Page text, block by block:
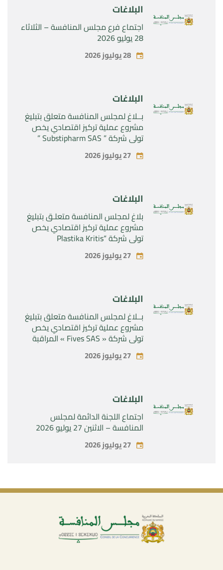
البلاغات
اجتماع فرع مجلس المنافسة – الثلاثاء
28 يوليو 2026
28 يوليوز 2026
البلاغات
بــلاغ لمجلس المنافسة متعلق بتبليغ
مشروع عملية تركيز اقتصادي يخص
تولي شركة ” Substipharm SAS ”
المراقبة الحصرية للأصول والحقوق
المتعلقة بالمنتجين الصيدلانيين”
27 يوليوز 2026
البلاغات
بلاغ لمجلس المنافسة متعلـق بتبليغ
مشروع عملية تركيز اقتصادي يخص
تولي شركة “Plastika Kritis
SA”المراقبة الحصرية لشركة
“Naturplas Industrial SARL” 27 يوليوز 2026
البلاغات
بــلاغ لمجلس المنافسة متعلق بتبليغ
مشروع عملية تركيز اقتصادي يخص
تولي شركة « Fives SAS » المراقبة
SAS »27 يوليوز 2026
البلاغات
اجتماع اللجنة الدائمة لمجلس
المنافسة – الاثنين 27 يوليو 2026
27 يوليوز 2026